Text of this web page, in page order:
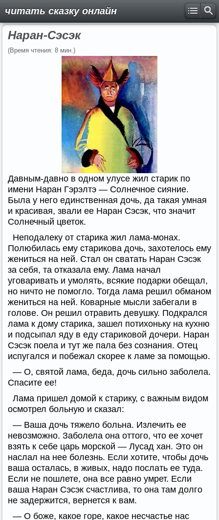
читать сказку онлайн
Наран-Сэсэк
(Время чтения: 8 мин.)
Давным-давно в одном улусе жил старик по
имени Наран Гэрэлтэ — Солнечное сияние.
Была у него единственная дочь, да такая умная
и красивая, звали ее Наран Сэсэк, что значит
Солнечный цветок.
Неподалеку от старика жил лама-монах.
Полюбилась ему старикова дочь, захотелось ему
жениться на ней. Стал он сватать Наран Сэсэк
за себя, та отказала ему. Лама начал
уговаривать и умолять, всякие подарки обещал,
но ничто не помогло. Тогда лама решил обманом
жениться на ней. Коварные мысли забегали в
голове. Он решил отравить девушку. Подкрался
лама к дому старика, зашел потихоньку на кухню
и подсыпал яду в еду стариковой дочери. Наран
Сэсэк поела и тут же пала без сознания. Отец
испугался и побежал скорее к ламе за помощью.
— О, святой лама, беда, дочь сильно заболела.
Спасите ее!
Лама пришел домой к старику, с важным видом
осмотрел больную и сказал:
— Ваша дочь тяжело больна. Излечить ее
невозможно. Заболела она оттого, что ее хочет
взять к себе царь морской — Лусад хан. Это он
наслал на нее болезнь. Если хотите, чтобы дочь
ваша осталась, в живых, надо послать ее туда.
Если не пошлете, она все равно умрет. Если
ваша Наран Сэсэк счастлива, то она там долго
не задержится, вернется к вам.
— О боже, какое горе, какое несчастье нас